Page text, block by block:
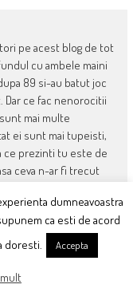
pe acest blog de tot
cu ambele maini
89 si-au batut joc
Dar ce fac nenorocitii
mai multe
ei sunt mai tupeisti,
ce prezinti tu este de
ceva n-ar fi trecut
100% preocupati
dumneavoastra
ca esti de acord
doresti.
Accepta